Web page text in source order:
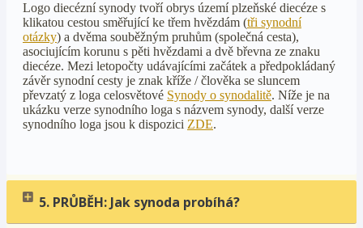
Logo diecézní synody tvoří obrys území plzeňské diecéze s
klikatou cestou směřující ke třem hvězdám (tři synodní
otázky) a dvěma souběžným pruhům (společná cesta),
asociujícím korunu s pěti hvězdami a dvě břevna ze znaku
diecéze. Mezi letopočty udávajícími začátek a předpokládaný
závěr synodní cesty je znak kříže / člověka se sluncem
převzatý z loga celosvětové Synody o synodalitě. Níže je na
ukázku verze synodního loga s názvem synody, další verze
synodního loga jsou k dispozici ZDE.
5. PRŮBĚH: Jak synoda probíhá?